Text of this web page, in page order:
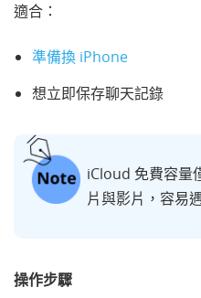
適合：
準備換 iPhone
想立即保存聊天記錄
iCloud 免費容量
片與影片，容易
操作步驟